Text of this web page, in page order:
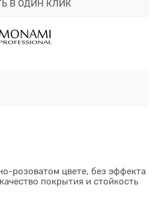
В ОДИН КЛИК
розоватом цвете, без эффекта
покрытия и стойкость